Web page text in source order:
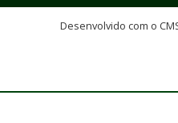
Desenvolvido com o